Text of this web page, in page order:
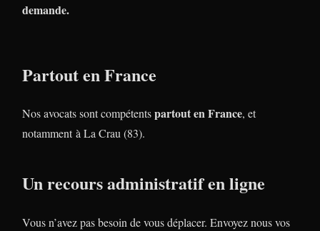
demande.
Partout en France
Nos avocats sont compétentspartout en France, et
notamment à La Crau (83).
Un recours administratif en ligne
Vous n’avez pas besoin de vous déplacer. Envoyez nous vos